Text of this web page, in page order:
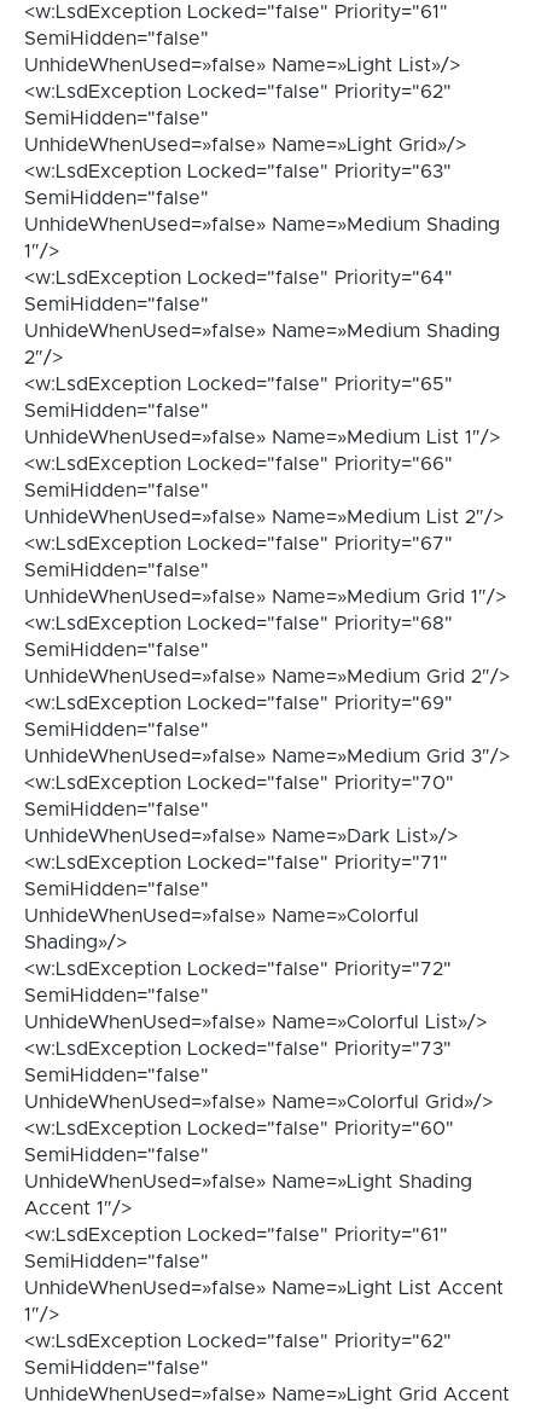
<w:LsdException Locked="false" Priority="61"
SemiHidden="false"
UnhideWhenUsed=»false» Name=»Light List»/>
<w:LsdException Locked="false" Priority="62"
SemiHidden="false"
UnhideWhenUsed=»false» Name=»Light Grid»/>
<w:LsdException Locked="false" Priority="63"
SemiHidden="false"
UnhideWhenUsed=»false» Name=»Medium Shading
1″/>
<w:LsdException Locked="false" Priority="64"
SemiHidden="false"
UnhideWhenUsed=»false» Name=»Medium Shading
2″/>
<w:LsdException Locked="false" Priority="65"
SemiHidden="false"
UnhideWhenUsed=»false» Name=»Medium List 1″/>
<w:LsdException Locked="false" Priority="66"
SemiHidden="false"
UnhideWhenUsed=»false» Name=»Medium List 2″/>
<w:LsdException Locked="false" Priority="67"
SemiHidden="false"
UnhideWhenUsed=»false» Name=»Medium Grid 1″/>
<w:LsdException Locked="false" Priority="68"
SemiHidden="false"
UnhideWhenUsed=»false» Name=»Medium Grid 2″/>
<w:LsdException Locked="false" Priority="69"
SemiHidden="false"
UnhideWhenUsed=»false» Name=»Medium Grid 3″/>
<w:LsdException Locked="false" Priority="70"
SemiHidden="false"
UnhideWhenUsed=»false» Name=»Dark List»/>
<w:LsdException Locked="false" Priority="71"
SemiHidden="false"
UnhideWhenUsed=»false» Name=»Colorful
Shading»/>
<w:LsdException Locked="false" Priority="72"
SemiHidden="false"
UnhideWhenUsed=»false» Name=»Colorful List»/>
<w:LsdException Locked="false" Priority="73"
SemiHidden="false"
UnhideWhenUsed=»false» Name=»Colorful Grid»/>
<w:LsdException Locked="false" Priority="60"
SemiHidden="false"
UnhideWhenUsed=»false» Name=»Light Shading
Accent 1″/>
<w:LsdException Locked="false" Priority="61"
SemiHidden="false"
UnhideWhenUsed=»false» Name=»Light List Accent
1″/>
<w:LsdException Locked="false" Priority="62"
SemiHidden="false"
UnhideWhenUsed=»false» Name=»Light Grid Accent